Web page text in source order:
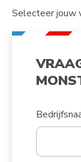
Selecteer jouw